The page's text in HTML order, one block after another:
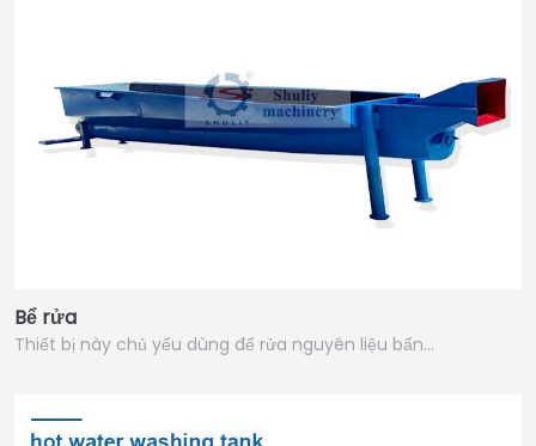
Bể rửa
Thiết bị này chủ yếu dùng để rửa nguyên liệu bẩn…